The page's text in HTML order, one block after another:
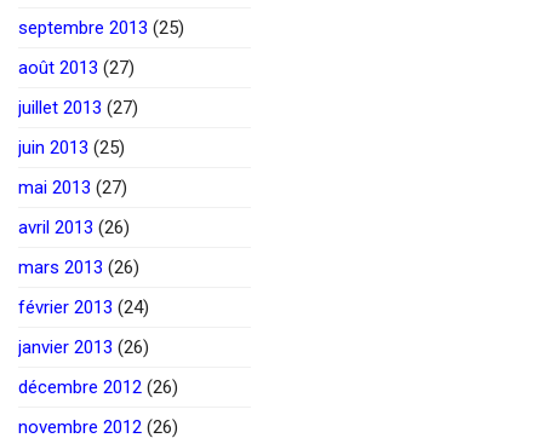
septembre 2013 (25)
août 2013 (27)
juillet 2013 (27)
juin 2013 (25)
mai 2013 (27)
avril 2013 (26)
mars 2013 (26)
février 2013 (24)
janvier 2013 (26)
décembre 2012 (26)
novembre 2012 (26)